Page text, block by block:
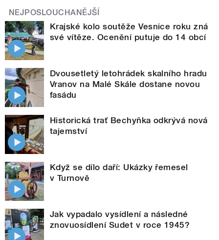
NEJPOSLOUCHANĚJŠÍ
Krajské kolo soutěže Vesnice roku zná
své vítěze. Ocenění putuje do 14 obcí
Dvousetletý letohrádek skalního hradu
Vranov na Malé Skále dostane novou
fasádu
Historická trať Bechyňka odkrývá nová
tajemství
Když se dílo daří: Ukázky řemesel
v Turnově
Jak vypadalo vysídlení a následné
znovuosídlení Sudet v roce 1945?